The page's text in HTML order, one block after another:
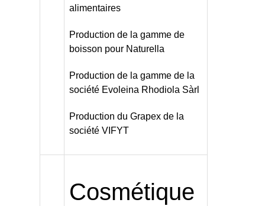
alimentaires
Production de la gamme de
boisson pour Naturella
Production de la gamme de la
société Evoleina Rhodiola Sàrl
Production du Grapex de la
société VIFYT
Cosmétique